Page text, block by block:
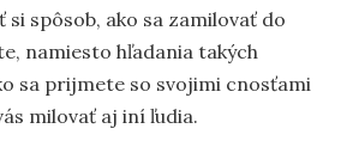
si spôsob, ako sa zamilovať do
namiesto hľadania takých
sa prijmete so svojimi cnosťami
milovať aj iní ľudia.